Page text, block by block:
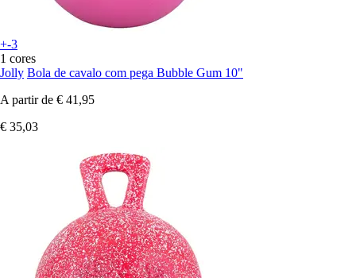
+-3
1 cores
Jolly Bola de cavalo com pega Bubble Gum 10"
A partir de € 41,95
€ 35,03